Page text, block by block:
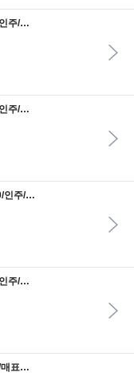
매표인주 (소) 인주/매표인주/사각인주/도장/고무인/스탬프/인장함/휴대용인주/매표화학
매표인주 (대) 인주/매표인주/사각인주/도장/고무인/스탬프/인장함/휴대용인주/매표화학
매표 특수사각미닫이인주 NO.100/인주/매표인주/사각인주/도장/고무인/스탬프/인장함/휴대용인주/매표화학
매표 특수사각미닫이인주 NO.50/인주/매표인주/사각인주/도장/고무인/스탬프/인장함/휴대용인주/매표화학
매표 특수모루도인주 NO.75/인주/매표인주/사각인주/도장/고무인/스탬프/인장함/휴대용인주/매표화학